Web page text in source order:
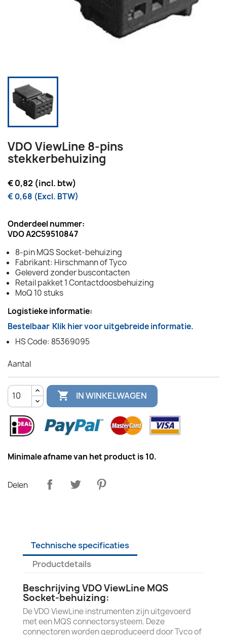
VDO ViewLine 8-pins
stekkerbehuizing
€ 0,82 (incl. btw)
€ 0,68 (Excl. BTW)
Onderdeel nummer:
VDO A2C59510847
8-pin MQS Socket-behuizing
Fabrikant: Hirschmann of Tyco
Geleverd zonder buscontacten
Retail pakket 1 Contactdoosbehuizing
MoQ 10 stuks
Logistieke informatie:
Bestelbaar Klik hier voor uitgebreide informatie.
HS Code: 85369095
Aantal
 IN WINKELWAGEN
Minimale afname van het product is 10.
Delen
Technische specificaties
Productdetails
Beschrijving VDO ViewLine MQS
Socket-behuizing:
De VDO ViewLine instrumenten zijn uitgevoerd
met een MQS connectorsysteem. Deze
connectoren worden geproduceerd door Tyco of